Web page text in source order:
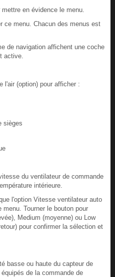
en évidence le menu.
ce menu. Chacun des menus est
de navigation affichent une coche
active.
l'air (option) pour afficher :
sièges
du ventilateur de commande
intérieure.
l'option Vitesse ventilateur auto
Tourner le bouton pour
Medium (moyenne) ou Low
pour confirmer la sélection et
basse ou haute du capteur de
de la commande de